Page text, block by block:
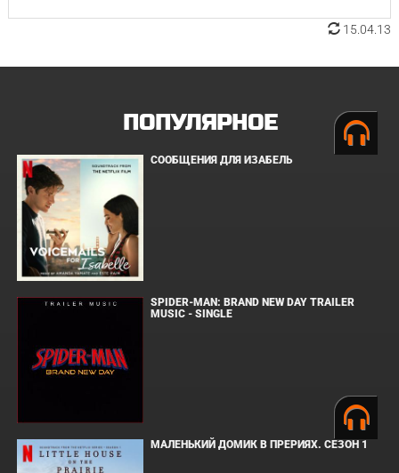
15.04.13
ПОПУЛЯРНОЕ
СООБЩЕНИЯ ДЛЯ ИЗАБЕЛЬ
SPIDER-MAN: BRAND NEW DAY TRAILER
MUSIC - SINGLE
МАЛЕНЬКИЙ ДОМИК В ПРЕРИЯХ. СЕЗОН 1